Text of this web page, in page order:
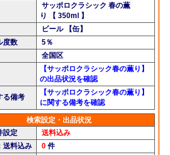
クテル
割り
サッポロクラシック 春の薫
り 【 350ml 】
ビール 【缶】
度数
5％
全国区
【サッポロクラシック春の薫り】
の出品状況を確認
る備考
【サッポロクラシック春の薫り】
に関する備考を確認
検索設定・出品状況
設定
送料込み
送料込み
0 件